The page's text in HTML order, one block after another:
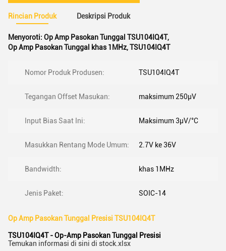
Rincian Produk Deskripsi Produk
Menyoroti: Op Amp Pasokan Tunggal TSU104IQ4T,
Op Amp Pasokan Tunggal khas 1MHz,TSU104IQ4T
Nomor Produk Produsen: TSU104IQ4T
Tegangan Offset Masukan: maksimum 250µV
Input Bias Saat Ini: Maksimum 3µV/°C
Masukkan Rentang Mode Umum: 2.7V ke 36V
Bandwidth: khas 1MHz
Jenis Paket: SOIC-14
Op Amp Pasokan Tunggal Presisi TSU104IQ4T
TSU104IQ4T - Op-Amp Pasokan Tunggal Presisi
Temukan informasi di sini di stock.xlsx